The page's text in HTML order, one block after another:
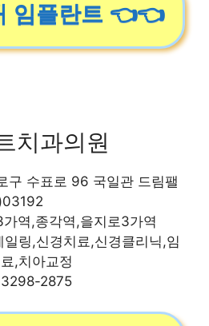
임플란트 👈👈
치과의원
구 수표로 96 국일관 드림팰
역,종각역,을지로3가역
일링,신경치료,신경클리닉,임
,치아교정
2875